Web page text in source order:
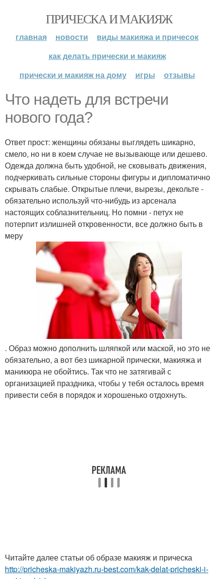
ПРИЧЕСКА И МАКИЯЖ
главная новости
виды макияжа и причесок
как делать прически и макияж
прически и макияж на дому
игры отзывы
Что надеть для встречи
нового года?
Ответ прост: женщины обязаны выглядеть шикарно,
смело, но ни в коем случае не вызывающе или дешево.
Одежда должна быть удобной, не сковывать движения,
подчеркивать сильные стороны фигуры и дипломатично
скрывать слабые. Открытые плечи, вырезы, декольте -
обязательно используй что-нибудь из арсенала
настоящих соблазнительниц. Но помни - петух не
потерпит излишней откровенности, все должно быть в
меру
. Образ можно дополнить шляпкой или маской, но это не
обязательно, а вот без шикарной прически, макияжа и
маникюра не обойтись. Так что не затягивай с
организацией праздника, чтобы у тебя осталось время
привести себя в порядок и хорошенько отдохнуть.
Читайте далее статьи об образе макияж и прическа
http://pricheska-makiyazh.ru-best.com/kak-delat-pricheski-i-